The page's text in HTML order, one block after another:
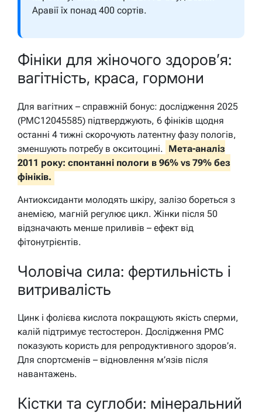
Аравії їх понад 400 сортів.
Фініки для жіночого здоров’я:
вагітність, краса, гормони
Для вагітних – справжній бонус: дослідження 2025
(PMC12045585) підтверджують, 6 фініків щодня
останні 4 тижні скорочують латентну фазу пологів,
зменшують потребу в окситоцині. Мета-аналіз
2011 року: спонтанні пологи в 96% vs 79% без
фініків.
Антиоксиданти молодять шкіру, залізо бореться з
анемією, магній регулює цикл. Жінки після 50
відзначають менше приливів – ефект від
фітонутрієнтів.
Чоловіча сила: фертильність і
витривалість
Цинк і фолієва кислота покращують якість сперми,
калій підтримує тестостерон. Дослідження PMC
показують користь для репродуктивного здоров’я.
Для спортсменів – відновлення м’язів після
навантажень.
Кістки та суглоби: мінеральний